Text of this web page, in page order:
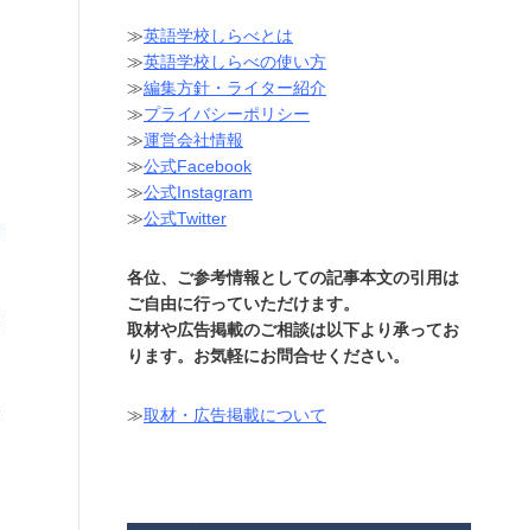
≫英語学校しらべとは
≫英語学校しらべの使い方
≫編集方針・ライター紹介
≫プライバシーポリシー
≫運営会社情報
≫公式Facebook
≫公式Instagram
≫公式Twitter
各位、ご参考情報としての記事本文の引用は
ご自由に行っていただけます。
取材や広告掲載のご相談は以下より承ってお
ります。お気軽にお問合せください。
≫取材・広告掲載について